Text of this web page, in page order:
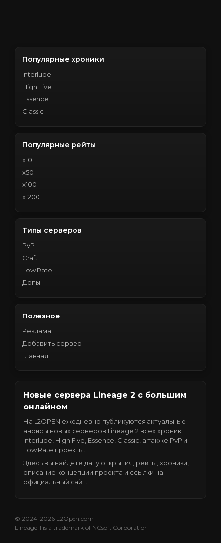
Популярные хроники
Interlude
High Five
Essence
Classic
Популярные рейты
x10
x50
x100
x1200
Типы серверов
PvP
Craft
Low Rate
Допы
Полезное
Реклама
Добавить сервер
Главная
Новые сервера Lineage 2 с большим
онлайном
На L2OPEN ежедневно публикуются актуальные
анонсы новых серверов Lineage 2 всех хроник:
Interlude, High Five, Essence, Classic, а также PvP и
Low Rate проекты.
Здесь вы найдете дату открытия, рейты, хроники,
описание концепции проекта и ссылки на
официальный сайт.
© 2024–2026 L2Open.com
Lineage II is a trademark of NCsoft Corporation